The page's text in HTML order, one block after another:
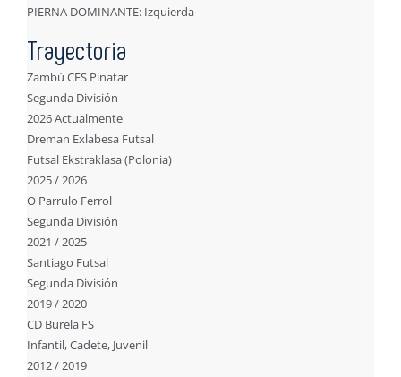
PIERNA DOMINANTE: Izquierda
Trayectoria
Zambú CFS Pinatar
Segunda División
2026 Actualmente
Dreman Exlabesa Futsal
Futsal Ekstraklasa (Polonia)
2025 / 2026
O Parrulo Ferrol
Segunda División
2021 / 2025
Santiago Futsal
Segunda División
2019 / 2020
CD Burela FS
Infantil, Cadete, Juvenil
2012 / 2019